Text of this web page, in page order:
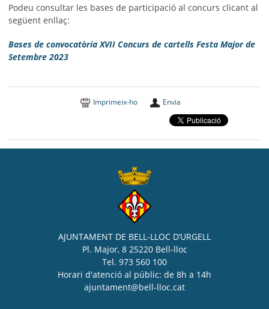
Podeu consultar les bases de participació al concurs clicant al
següent enllaç:
Bases de convocatòria XVII Concurs de cartells Festa Major de
Setembre 2023
Imprimeix-ho Envia
AJUNTAMENT DE BELL-LLOC D’URGELL
Pl. Major, 8 25220 Bell-lloc
Tel. 973 560 100
Horari d'atenció al públic: de 8h a 14h
ajuntament@bell-lloc.cat